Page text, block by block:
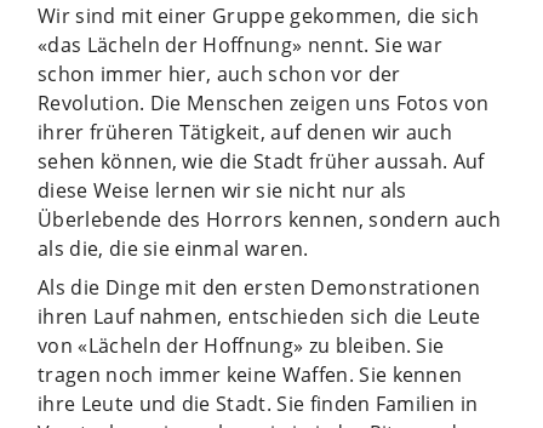
Wir sind mit einer Gruppe gekommen, die sich
«das Lächeln der Hoffnung» nennt. Sie war
schon immer hier, auch schon vor der
Revolution. Die Menschen zeigen uns Fotos von
ihrer früheren Tätigkeit, auf denen wir auch
sehen können, wie die Stadt früher aussah. Auf
diese Weise lernen wir sie nicht nur als
Überlebende des Horrors kennen, sondern auch
als die, die sie einmal waren.
Als die Dinge mit den ersten Demonstrationen
ihren Lauf nahmen, entschieden sich die Leute
von «Lächeln der Hoffnung» zu bleiben. Sie
tragen noch immer keine Waffen. Sie kennen
ihre Leute und die Stadt. Sie finden Familien in